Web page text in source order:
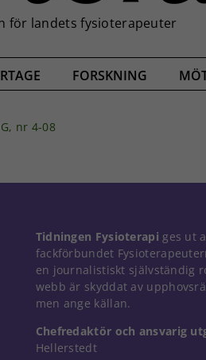
FORSKNING
nr 4-08
Tidningen Fysioterapi ges ut
fackförbundet
en journalistiskt självständig
webb är skyddat av
men ange källan.
Chefredaktör och ansvarig
Hellerstedt